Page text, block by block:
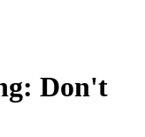
Don't